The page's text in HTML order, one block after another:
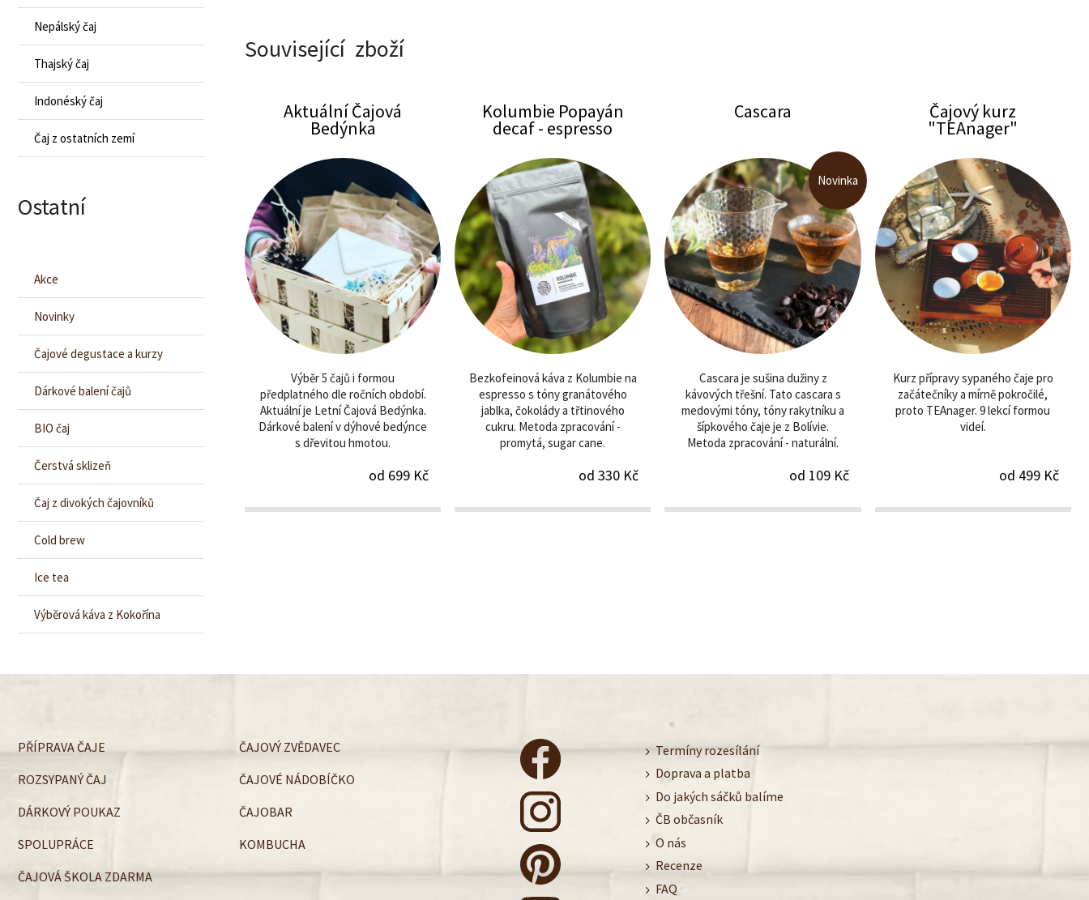
Související zboží
Aktuální Čajová
Bedýnka
Výběr 5 čajů i formou
předplatného dle ročních období.
Aktuální je Letní Čajová Bedýnka.
Dárkové balení v dýhové bedýnce
s dřevitou hmotou.
od 699 Kč
Kolumbie Popayán
decaf - espresso
Bezkofeinová káva z Kolumbie na
espresso s tóny granátového
jablka, čokolády a třtinového
cukru. Metoda zpracování -
promytá, sugar cane.
od 330 Kč
Kolumbie Popayán decaf - espresso Cascara
Cascara je sušina dužiny z
kávových třešní. Tato cascara s
medovými tóny, tóny rakytníku a
šípkového čaje je z Bolívie.
Metoda zpracování - naturální.
od 109 Kč
Novinka
Cascara Čajový kurz
"TEAnager"
Kurz přípravy sypaného čaje pro
začátečníky a mírně pokročilé,
proto TEAnager. 9 lekcí formou
videí.
od 499 Kč
Čajový kurz "TEAnager"
Nepálský čaj
Thajský čaj
Indonéský čaj
Čaj z ostatních zemí
Ostatní
Akce
Novinky
Čajové degustace a kurzy
Dárkové balení čajů
BIO čaj
Čerstvá sklizeň
Čaj z divokých čajovníků
Cold brew
Ice tea
Výběrová káva z Kokořína
PŘÍPRAVA ČAJE
ČAJOVÝ ZVĚDAVEC
ROZSYPANÝ ČAJ
ČAJOVÉ NÁDOBÍČKO
DÁRKOVÝ POUKAZ
ČAJOBAR
SPOLUPRÁCE
KOMBUCHA
ČAJOVÁ ŠKOLA ZDARMA
Termíny rozesílání
Doprava a platba
Do jakých sáčků balíme
ČB občasník
O nás
Recenze
FAQ